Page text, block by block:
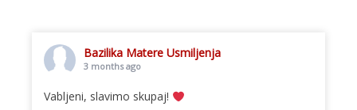
Bazilika Matere Usmiljenja
3 months ago
Vabljeni, slavimo skupaj!